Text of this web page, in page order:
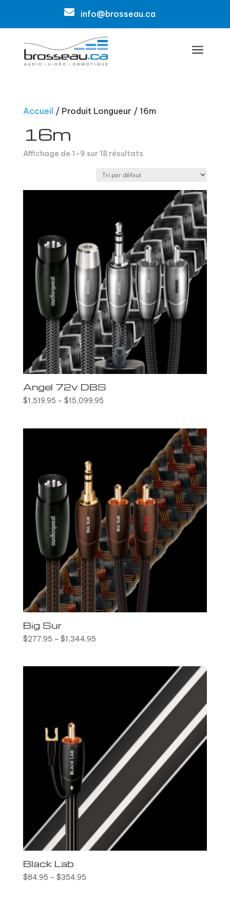
 info@brosseau.ca
a
Accueil / Produit Longueur / 16m
16m
Affichage de 1–9 sur 18 résultats
Angel 72v DBS
$1,519.95 – $15,099.95
Big Sur
$277.95 – $1,344.95
Black Lab
$84.95 – $354.95